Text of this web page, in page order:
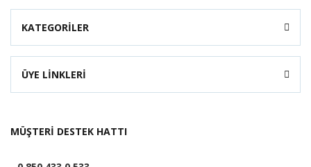
KATEGORİLER
ÜYE LİNKLERİ
MÜŞTERİ DESTEK HATTI